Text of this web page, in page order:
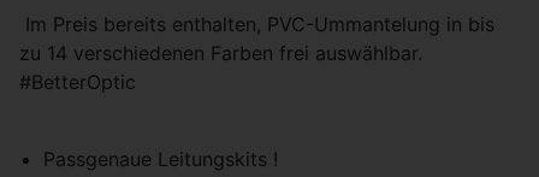
Im Preis bereits enthalten, PVC-Ummantelung in bis
zu 14 verschiedenen Farben frei auswählbar.
#BetterOptic
Passgenaue Leitungskits !